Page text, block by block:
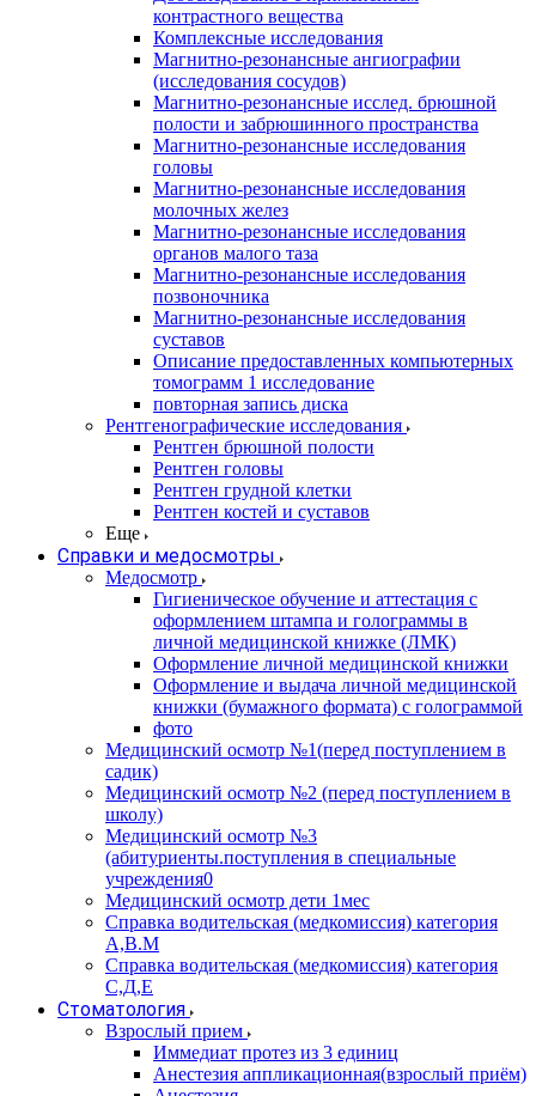
контрастного вещества
Комплексные исследования
Магнитно-резонансные ангиографии
(исследования сосудов)
Магнитно-резонансные исслед. брюшной
полости и забрюшинного пространства
Магнитно-резонансные исследования
головы
Магнитно-резонансные исследования
молочных желез
Магнитно-резонансные исследования
органов малого таза
Магнитно-резонансные исследования
позвоночника
Магнитно-резонансные исследования
суставов
Описание предоставленных компьютерных
томограмм 1 исследование
повторная запись диска
Рентгенографические исследования
Рентген брюшной полости
Рентген головы
Рентген грудной клетки
Рентген костей и суставов
Еще
Справки и медосмотры
Медосмотр
Гигиеническое обучение и аттестация с
оформлением штампа и голограммы в
личной медицинской книжке (ЛМК)
Оформление личной медицинской книжки
Оформление и выдача личной медицинской
книжки (бумажного формата) с голограммой
фото
Медицинский осмотр №1(перед поступлением в
садик)
Медицинский осмотр №2 (перед поступлением в
школу)
Медицинский осмотр №3
(абитуриенты.поступления в специальные
учреждения0
Медицинский осмотр дети 1мес
Справка водительская (медкомиссия) категория
А,В.М
Справка водительская (медкомиссия) категория
С,Д,Е
Стоматология
Взрослый прием
Иммедиат протез из 3 единиц
Анестезия аппликационная(взрослый приём)